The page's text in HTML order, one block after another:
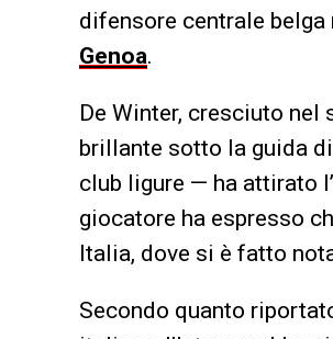
difensore centrale
Genoa.
De Winter, cresciuto nel
brillante sotto la guida
club ligure — ha attirato
giocatore ha espresso
Italia, dove si è fatto
Secondo quanto